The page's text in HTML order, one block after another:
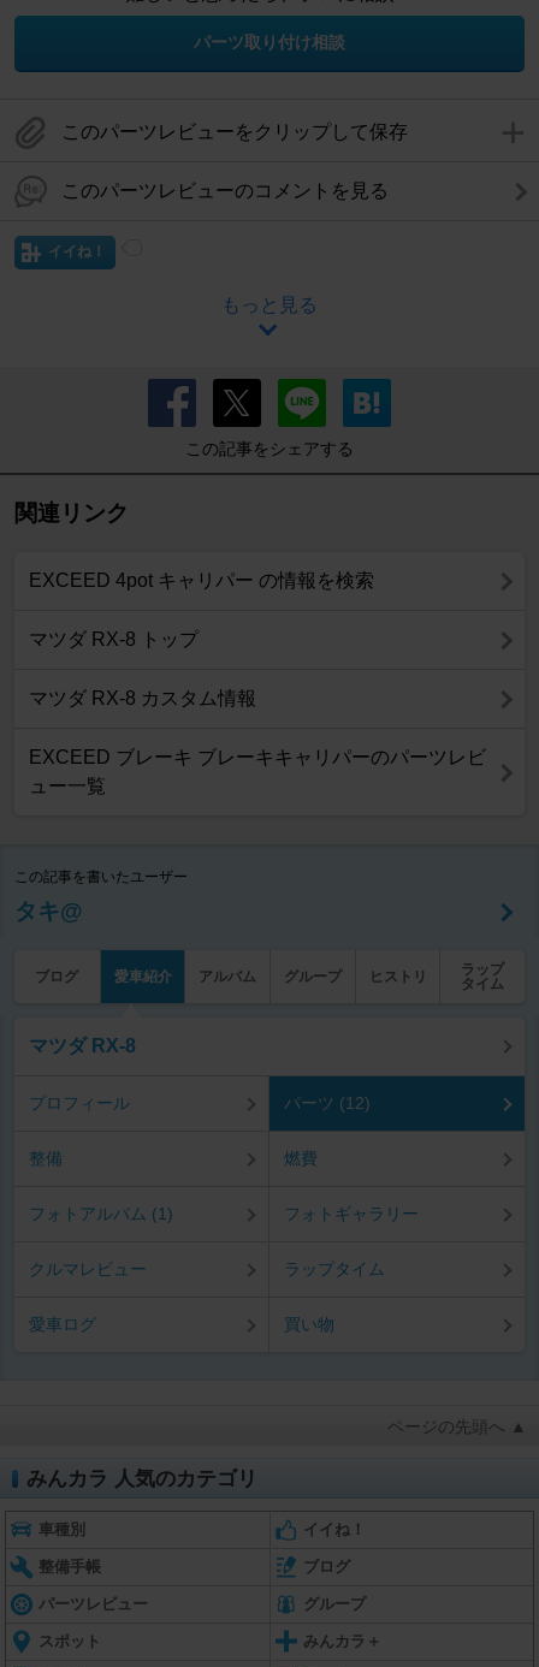
パーツ取り付け相談
このパーツレビューをクリップして保存
このパーツレビューのコメントを見る
イイね！
もっと見る
この記事をシェアする
関連リンク
EXCEED 4pot キャリパー の情報を検索
マツダ RX-8 トップ
マツダ RX-8 カスタム情報
EXCEED ブレーキ ブレーキキャリパーのパーツレビ
ュー一覧
この記事を書いたユーザー
タキ@
ブログ 愛車紹介 アルバム グループ ヒストリ
ラップ
タイム
マツダ RX-8
プロフィール パーツ (12)
整備 燃費
フォトアルバム (1) フォトギャラリー
クルマレビュー ラップタイム
愛車ログ 買い物
ページの先頭へ ▲
みんカラ 人気のカテゴリ
車種別 イイね！
整備手帳 ブログ
パーツレビュー グループ
スポット みんカラ＋